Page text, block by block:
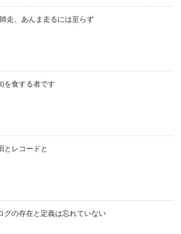
走、あんま走るには至らず
を食する者です
とレコードと
グの存在と定義は忘れていない